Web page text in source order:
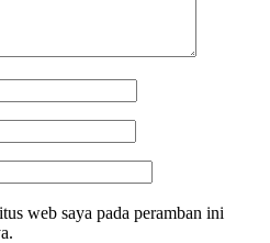
web saya pada peramban ini